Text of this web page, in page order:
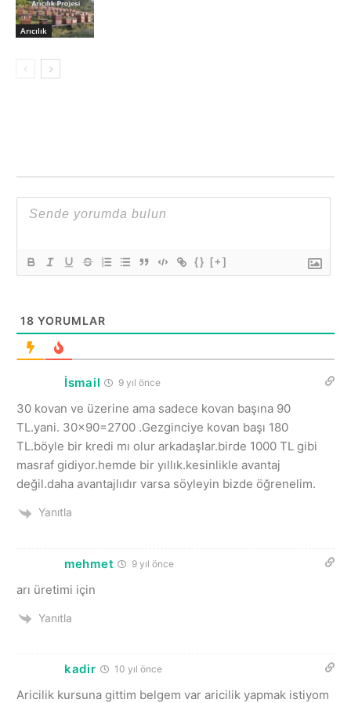
Arıcılık
{} [+]
18 YORUMLAR
İsmail 9 yıl önce
30 kovan ve üzerine ama sadece kovan başına 90
TL.yani. 30×90=2700 .Gezginciye kovan başı 180
TL.böyle bir kredi mı olur arkadaşlar.birde 1000 TL gibi
masraf gidiyor.hemde bir yıllık.kesinlikle avantaj
değil.daha avantajlıdır varsa söyleyin bizde öğrenelim.
Yanıtla
mehmet 9 yıl önce
arı üretimi için
Yanıtla
kadir 10 yıl önce
Aricilik kursuna gittim belgem var aricilik yapmak istiyom